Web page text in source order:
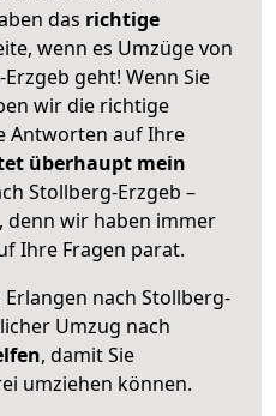
das richtige
wenn es Umzüge von
geht! Wenn Sie
wir die richtige
Antworten auf Ihre
überhaupt mein
Stollberg-Erzgeb –
denn wir haben immer
Ihre Fragen parat.
Erlangen nach Stollberg-
Umzug nach
, damit Sie
umziehen können.